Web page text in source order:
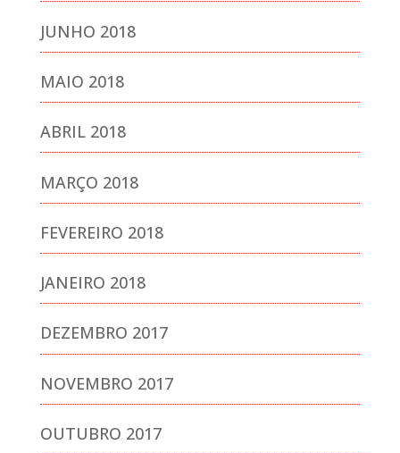
JUNHO 2018
MAIO 2018
ABRIL 2018
MARÇO 2018
FEVEREIRO 2018
JANEIRO 2018
DEZEMBRO 2017
NOVEMBRO 2017
OUTUBRO 2017